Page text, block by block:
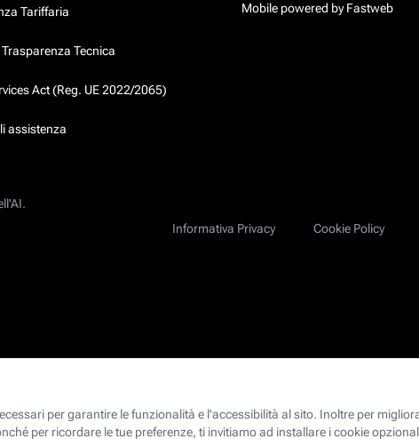
Tariffaria
Tecnica
Act (Reg. UE 2022/2065)
assistenza
Mobile powered by Fastweb
Informativa Privacy
Cookie Policy